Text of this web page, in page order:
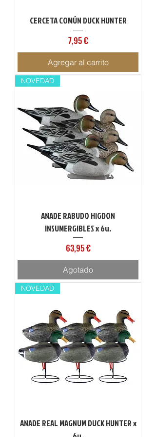
CERCETA COMÚN DUCK HUNTER
Precio
7,95 €
Agregar al carrito
NOVEDAD
ANADE RABUDO HIGDON
INSUMERGIBLES x 6u.
Precio
63,95 €
Agotado
NOVEDAD
ANADE REAL MAGNUM DUCK HUNTER x